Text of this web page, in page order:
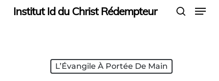
SkipInstitut Id du Christ Rédempteur Menu
L’Évangile À Portée De Main